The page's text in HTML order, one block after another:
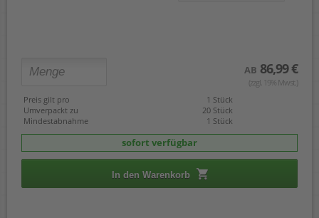
AB 86,99 €
(zzgl. 19% Mwst.)
Preis gilt pro
1 Stück
Umverpackt zu
20 Stück
Mindestabnahme
1 Stück
sofort verfügbar
In den Warenkorb